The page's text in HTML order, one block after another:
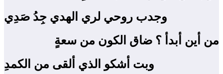
وجدب روحي لري الهدي جِدُ صَدِي
من أين أبدأ ؟ ضاق الكون من سعةٍ
وبت أشكو الذي ألقى من الكمدِ